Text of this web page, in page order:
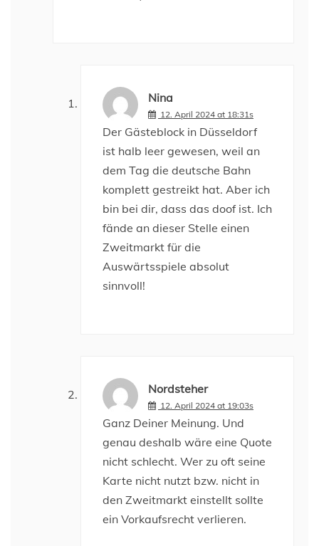
Nina
12. April 2024 at 18:31s
Der Gästeblock in Düsseldorf
ist halb leer gewesen, weil an
dem Tag die deutsche Bahn
komplett gestreikt hat. Aber ich
bin bei dir, dass das doof ist. Ich
fände an dieser Stelle einen
Zweitmarkt für die
Auswärtsspiele absolut
sinnvoll!
Nordsteher
12. April 2024 at 19:03s
Ganz Deiner Meinung. Und
genau deshalb wäre eine Quote
nicht schlecht. Wer zu oft seine
Karte nicht nutzt bzw. nicht in
den Zweitmarkt einstellt sollte
ein Vorkaufsrecht verlieren.